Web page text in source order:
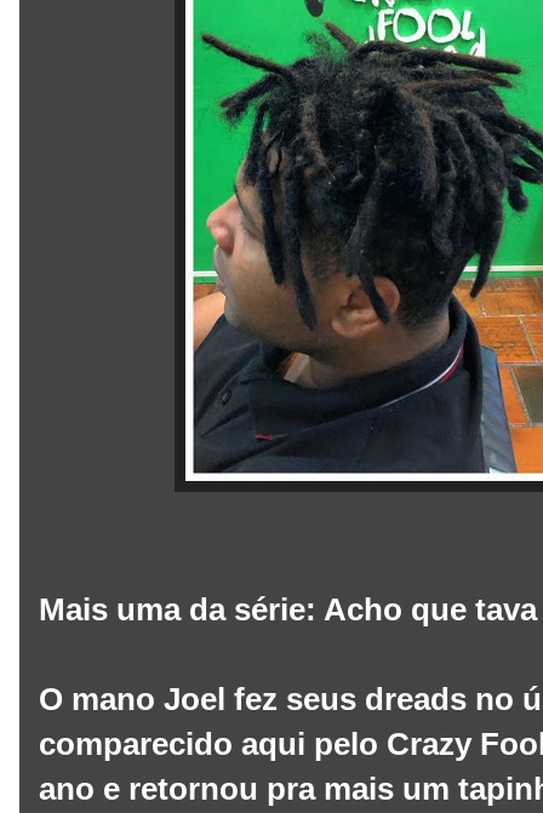
Mais uma da série: Acho que
O mano Joel fez seus dreads no
comparecido aqui pelo Crazy
ano e retornou pra mais um